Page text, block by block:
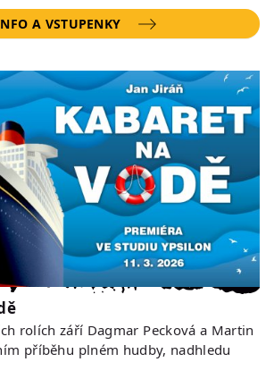
A VSTUPENKY
rolích září Dagmar Pecková a Martin
příběhu plném hudby, nadhledu